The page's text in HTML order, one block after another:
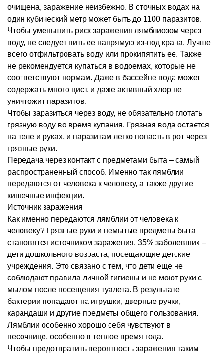
очищена, заражение неизбежно. В сточных водах на
один кубический метр может быть до 1100 паразитов.
Чтобы уменьшить риск заражения лямблиозом через
воду, не следует пить ее напрямую из-под крана. Лучше
всего отфильтровать воду или прокипятить ее. Также
не рекомендуется купаться в водоемах, которые не
соответствуют нормам. Даже в бассейне вода может
содержать много цист, и даже активный хлор не
уничтожит паразитов.
Чтобы заразиться через воду, не обязательно глотать
грязную воду во время купания. Грязная вода остается
на теле и руках, и паразитам легко попасть в рот через
грязные руки.
Передача через контакт с предметами быта – самый
распространенный способ. Именно так лямблии
передаются от человека к человеку, а также другие
кишечные инфекции.
Источник заражения
Как именно передаются лямблии от человека к
человеку? Грязные руки и немытые предметы быта
становятся источником заражения. 35% заболевших –
дети дошкольного возраста, посещающие детские
учреждения. Это связано с тем, что дети еще не
соблюдают правила личной гигиены и не моют руки с
мылом после посещения туалета. В результате
бактерии попадают на игрушки, дверные ручки,
карандаши и другие предметы общего пользования.
Лямблии особенно хорошо себя чувствуют в
песочнице, особенно в теплое время года.
Чтобы предотвратить вероятность заражения таким